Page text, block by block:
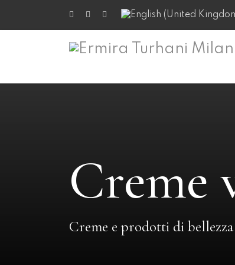
Seleziona la tua lingua
Creme
Creme e prodotti di